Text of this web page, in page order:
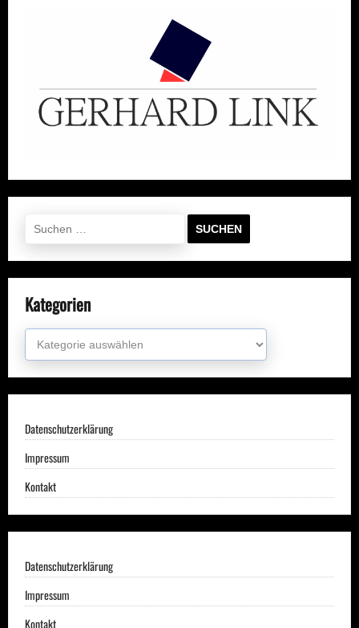
nach:
Kategorien
Kategorien
Datenschutzerklärung
Impressum
Kontakt
Datenschutzerklärung
Impressum
Kontakt